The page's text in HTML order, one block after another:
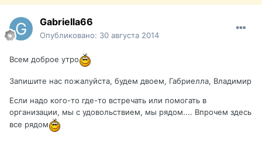
Gabriella66
Опубликовано: 30 августа 2014
Всем доброе утро
Запишите нас пожалуйста, будем двоем, Габриелла, Владимир
Если надо кого-то где-то встречать или помогать в
организации, мы с удовольствием, мы рядом.... Впрочем здесь
все рядом